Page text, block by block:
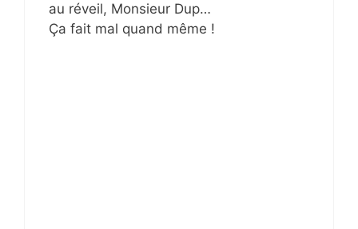
au réveil, Monsieur Dup…
Ça fait mal quand même !